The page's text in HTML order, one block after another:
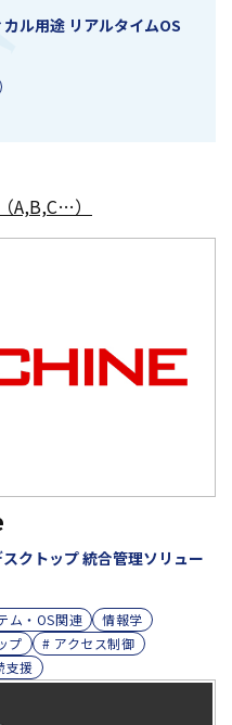
ル用途 リアルタイムOS
A,B,C…）
クトップ 統合管理ソリュー
ム・OS関連
情報学
プ
# アクセス制御
支援